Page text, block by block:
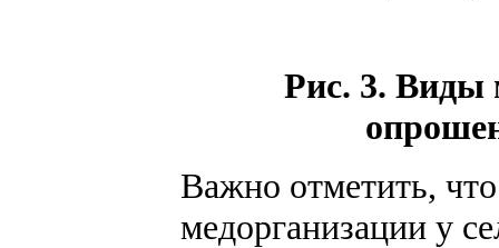
Рис. 3. Виды
Важно отметить,
медорганизации у